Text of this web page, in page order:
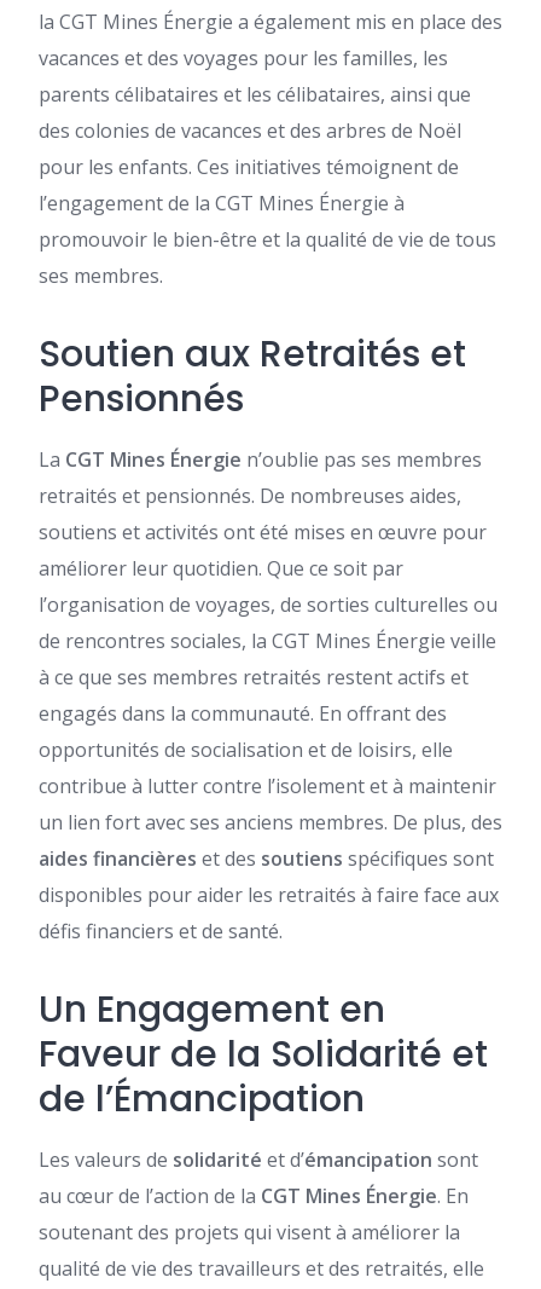
la CGT Mines Énergie a également mis en place des
vacances et des voyages pour les familles, les
parents célibataires et les célibataires, ainsi que
des colonies de vacances et des arbres de Noël
pour les enfants. Ces initiatives témoignent de
l’engagement de la CGT Mines Énergie à
promouvoir le bien-être et la qualité de vie de tous
ses membres.
Soutien aux Retraités et
Pensionnés
La CGT Mines Énergie n’oublie pas ses membres
retraités et pensionnés. De nombreuses aides,
soutiens et activités ont été mises en œuvre pour
améliorer leur quotidien. Que ce soit par
l’organisation de voyages, de sorties culturelles ou
de rencontres sociales, la CGT Mines Énergie veille
à ce que ses membres retraités restent actifs et
engagés dans la communauté. En offrant des
opportunités de socialisation et de loisirs, elle
contribue à lutter contre l’isolement et à maintenir
un lien fort avec ses anciens membres. De plus, des
aides financières et des soutiens spécifiques sont
disponibles pour aider les retraités à faire face aux
défis financiers et de santé.
Un Engagement en
Faveur de la Solidarité et
de l’Émancipation
Les valeurs de solidarité et d’émancipation sont
au cœur de l’action de la CGT Mines Énergie. En
soutenant des projets qui visent à améliorer la
qualité de vie des travailleurs et des retraités, elle